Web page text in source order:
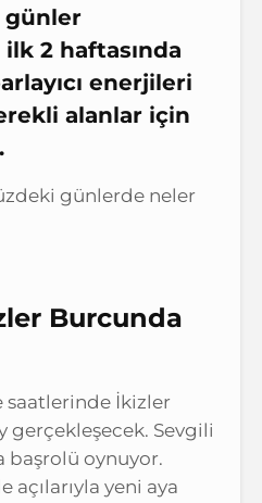
günler
ilk 2 haftasında
enerjileri
alanlar için
günlerde neler
Burcunda
saatlerinde İkizler
gerçekleşecek. Sevgili
başrolü oynuyor.
yeni aya